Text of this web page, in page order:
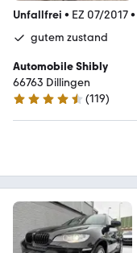
Unfallfrei • EZ 07/2017•
gutem zustand
Automobile Shibly
66763 Dillingen
4.5 Sterne
(119)